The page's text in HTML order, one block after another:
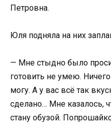
Петровна.
Юля подняла на них
— Мне стыдно было
готовить не умею.
могу. А у вас всё так
сделано… Мне казалось,
стану обузой.